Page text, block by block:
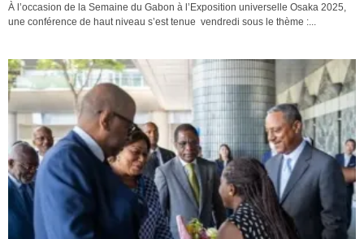
À l’occasion de la Semaine du Gabon à l’Exposition universelle Osaka 2025,
une conférence de haut niveau s’est tenue vendredi sous le thème :...